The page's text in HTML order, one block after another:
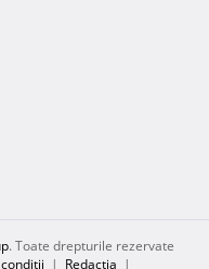
. Toate drepturile rezervate
| Redacţia |